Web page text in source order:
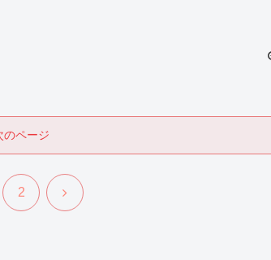
のページ
2 次